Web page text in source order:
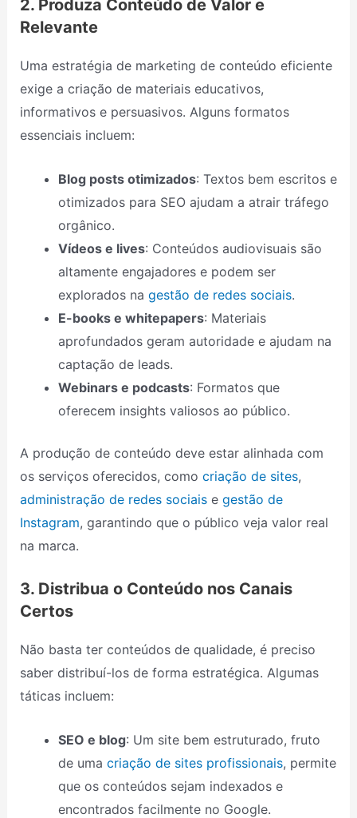
2. Produza Conteúdo de Valor e
Relevante
Uma estratégia de marketing de conteúdo eficiente
exige a criação de materiais educativos,
informativos e persuasivos. Alguns formatos
essenciais incluem:
Blog posts otimizados: Textos bem escritos e
otimizados para SEO ajudam a atrair tráfego
orgânico.
Vídeos e lives: Conteúdos audiovisuais são
altamente engajadores e podem ser
explorados na gestão de redes sociais.
E-books e whitepapers: Materiais
aprofundados geram autoridade e ajudam na
captação de leads.
Webinars e podcasts: Formatos que
oferecem insights valiosos ao público.
A produção de conteúdo deve estar alinhada com
os serviços oferecidos, como criação de sites,
administração de redes sociaise gestão de
Instagram, garantindo que o público veja valor real
na marca.
3. Distribua o Conteúdo nos Canais
Certos
Não basta ter conteúdos de qualidade, é preciso
saber distribuí-los de forma estratégica. Algumas
táticas incluem:
SEO e blog: Um site bem estruturado, fruto
de uma criação de sites profissionais, permite
que os conteúdos sejam indexados e
encontrados facilmente no Google.